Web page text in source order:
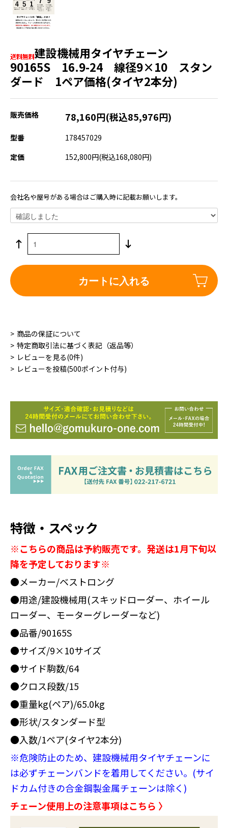
建設機械用タイヤチェーン
90165S 16.9-24 線径9×10 スタン
ダード 1ペア価格(タイヤ2本分)
販売価格 78,160円(税込85,976円)
型番
178457029
定価
152,800円(税込168,080円)
会社名や屋号がある場合はご購入時に記載お願いします。
カートに入れる
商品の保証について
特定商取引法に基づく表記（返品等）
レビューを見る(0件)
レビューを投稿(500ポイント付与)
特徴・スペック
※こちらの商品は予約販売です。発送は1月下旬以
降を予定しております※
●メーカー/ベストロング
●用途/建設機械用(スキッドローダー、ホイール
ローダー、モーターグレーダーなど)
●品番/90165S
●サイズ/9×10サイズ
●サイド駒数/64
●クロス段数/15
●重量kg(ペア)/65.0kg
●形状/スタンダード型
●入数/1ペア(タイヤ2本分)
※危険防止のため、建設機械用タイヤチェーンに
は必ずチェーンバンドを着用してください。(サイ
ドカム付きの合金鋼製金属チェーンは除く)
チェーン使用上の注意事項はこちら 〉